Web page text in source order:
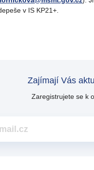
v IS KP21+.
Zajímají Vás
Zaregistrujete se k